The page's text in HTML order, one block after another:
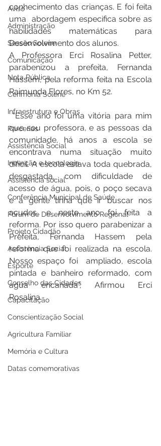
Aviso
Administração
Sessão Solene
Comunicação
Nota Pública
Cerimônia Solene
Infraestrutura e Obras
Parcerias
Assistência Social
Inovação e tecnologia
Assistência social
Conferência Municipal de Saúde
Fórum de Desenvolvimento Regional
Projeto Cidadão
Assistência Social
Esporte
Conselho das Cidades
Capacitação
Conscientização Social
Agricultura Familiar
Memória e Cultura
Datas comemorativas
conhecimento das crianças. E foi feita
uma  abordagem especifica sobre as
habilidades matemáticas para
Desenvolvimento dos alunos.
A Professora Erci Rosalina Petter,
parabenizou a prefeita, Fernanda
Hassem, pela reforma feita na Escola
Raimunda Flores, no Km 52.
“Esse ano foi uma vitória para mim
que sou professora, e as pessoas da
comunidade, há anos a escola se
encontrava numa situação muito
difícil. A escola estava toda quebrada,
desgastada, com dificuldade de
acesso de água, pois, o poço secava
e a gente tinha que ir buscar nos
açudes, e neste ano foi feita a
reforma. Por isso quero parabenizar a
Prefeita, Fernanda Hassem pela
reforma que foi realizada na escola.
Nosso espaço foi  ampliado, escola
pintada e banheiro reformado, com
água encanada”, Afirmou Erci
Rosalina.